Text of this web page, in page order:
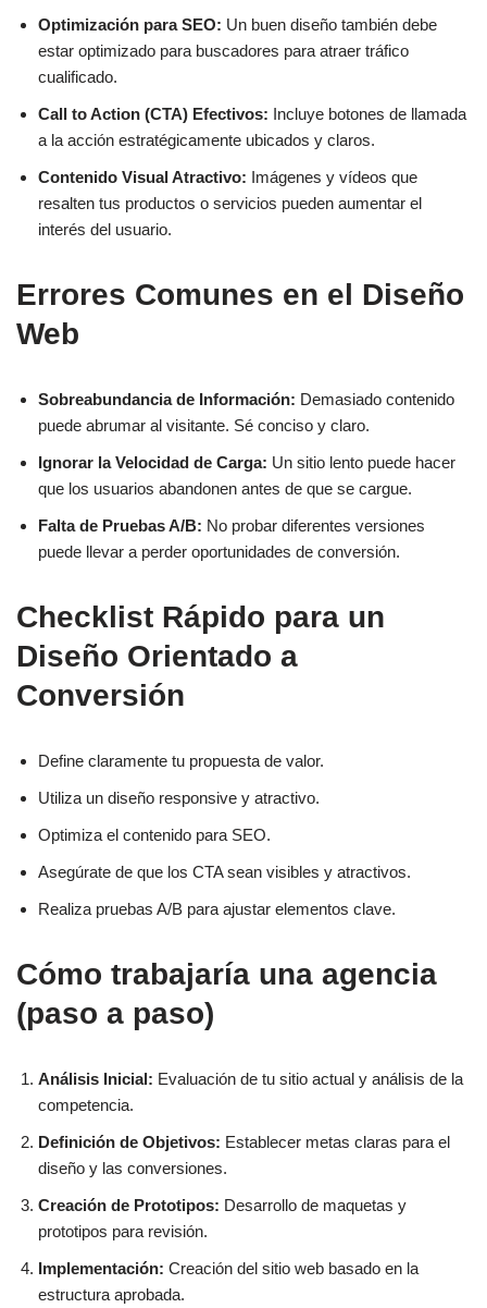
Optimización para SEO: Un buen diseño también debe
estar optimizado para buscadores para atraer tráfico
cualificado.
Call to Action (CTA) Efectivos: Incluye botones de llamada
a la acción estratégicamente ubicados y claros.
Contenido Visual Atractivo: Imágenes y vídeos que
resalten tus productos o servicios pueden aumentar el
interés del usuario.
Errores Comunes en el Diseño
Web
Sobreabundancia de Información: Demasiado contenido
puede abrumar al visitante. Sé conciso y claro.
Ignorar la Velocidad de Carga: Un sitio lento puede hacer
que los usuarios abandonen antes de que se cargue.
Falta de Pruebas A/B: No probar diferentes versiones
puede llevar a perder oportunidades de conversión.
Checklist Rápido para un
Diseño Orientado a
Conversión
Define claramente tu propuesta de valor.
Utiliza un diseño responsive y atractivo.
Optimiza el contenido para SEO.
Asegúrate de que los CTA sean visibles y atractivos.
Realiza pruebas A/B para ajustar elementos clave.
Cómo trabajaría una agencia
(paso a paso)
Análisis Inicial: Evaluación de tu sitio actual y análisis de la
competencia.
Definición de Objetivos: Establecer metas claras para el
diseño y las conversiones.
Creación de Prototipos: Desarrollo de maquetas y
prototipos para revisión.
Implementación: Creación del sitio web basado en la
estructura aprobada.